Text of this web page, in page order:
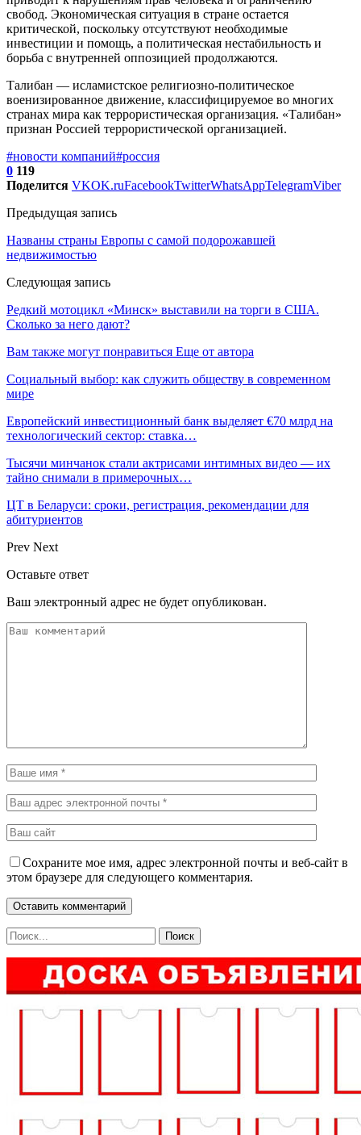
свобод. Экономическая ситуация в стране остается
критической, поскольку отсутствуют необходимые
инвестиции и помощь, а политическая нестабильность и
борьба с внутренней оппозицией продолжаются.
Талибан — исламистское религиозно-политическое
военизированное движение, классифицируемое во многих
странах мира как террористическая организация. «Талибан»
признан Россией террористической организацией.
#новости компаний#россия
0 119
Поделится VKOK.ruFacebookTwitterWhatsAppTelegramViber
Предыдущая запись
Названы страны Европы с самой подорожавшей
недвижимостью
Следующая запись
Редкий мотоцикл «Минск» выставили на торги в США.
Сколько за него дают?
Вам также могут понравиться Еще от автора
Социальный выбор: как служить обществу в современном
мире
Европейский инвестиционный банк выделяет €70 млрд на
технологический сектор: ставка…
Тысячи минчанок стали актрисами интимных видео — их
тайно снимали в примерочных…
ЦТ в Беларуси: сроки, регистрация, рекомендации для
абитуриентов
Prev Next
Оставьте ответ
Ваш электронный адрес не будет опубликован.
Сохраните мое имя, адрес электронной почты и веб-сайт в
этом браузере для следующего комментария.